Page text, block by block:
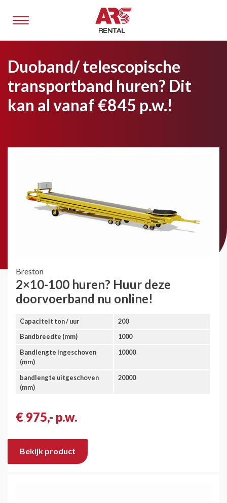
Duoband/ telescopische
transportband huren? Dit
kan al vanaf €845 p.w.!
Breston
2×10-100 huren? Huur deze
doorvoerband nu online!
Capaciteit ton / uur
200
Bandbreedte (mm)
1000
Bandlengte ingeschoven
(mm)
10000
bandlengte uitgeschoven
(mm)
20000
€ 975,- p.w.
Bekijk product